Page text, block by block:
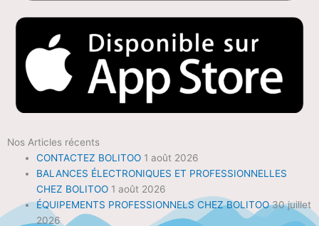
Nos Articles récents
CONTACTEZ BOLITOO 1 août 2026
BALANCES ÉLECTRONIQUES ET PROFESSIONNELLES
CHEZ BOLITOO 1 août 2026
ÉQUIPEMENTS PROFESSIONNELS CHEZ BOLITOO 30 juillet
2026